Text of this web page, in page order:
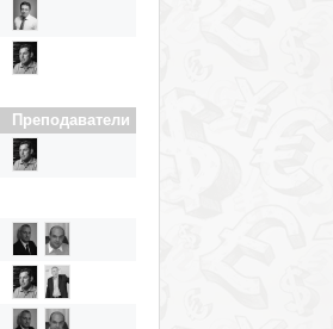
Преподаватели